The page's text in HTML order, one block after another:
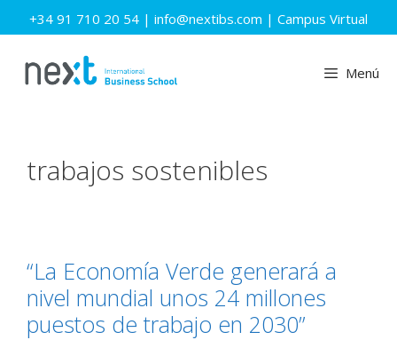
Saltar
al
+34 91 710 20 54 | info@nextibs.com | Campus Virtual
Menú
trabajos sostenibles
“La Economía Verde generará a
nivel mundial unos 24 millones
puestos de trabajo en 2030”